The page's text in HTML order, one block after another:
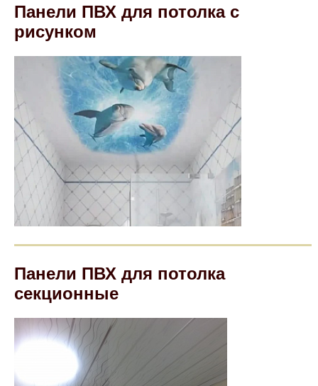
Панели ПВХ для потолка с
рисунком
Панели ПВХ для потолка
секционные